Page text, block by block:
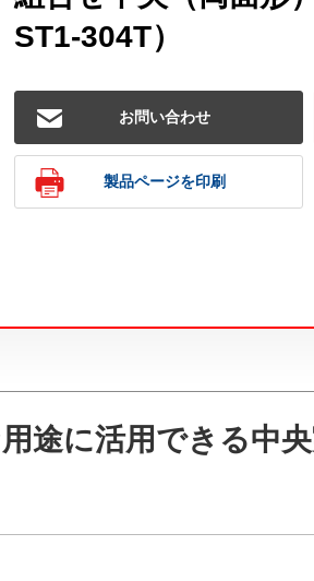
ST1-304T）
お問い合わせ
製品ページを印刷
途に活用できる中